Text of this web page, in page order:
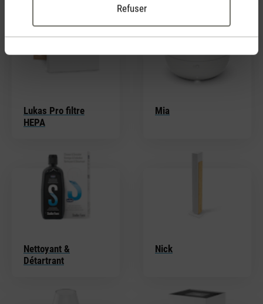
Refuser
Lukas Pro filtre
HEPA
Mia
Nettoyant &
Détartrant
Nick